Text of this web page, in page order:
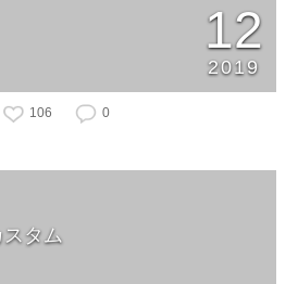
12
2019
106 0
タム